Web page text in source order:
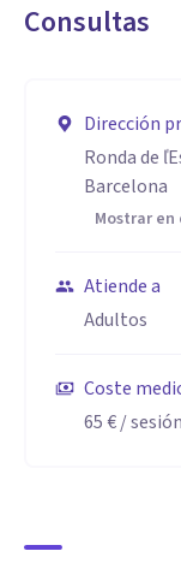
Consultas
Dirección
Ronda de
Barcelona
Mostrar en
Atiende a
Adultos
Coste
65 €/ sesión